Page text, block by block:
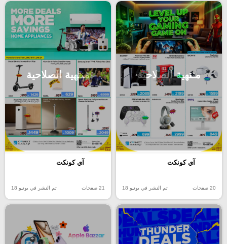
منتهية الصلاحية
آي كونكت
20 صفحات تم النشر في يونيو 18
منتهية الصلاحية
آي كونكت
21 صفحات تم النشر في يونيو 18